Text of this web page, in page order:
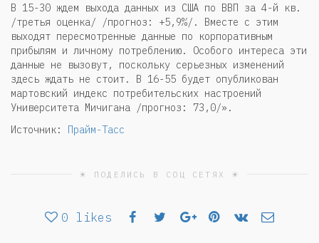
В 15-30 ждем выхода данных из США по ВВП за 4-й кв.
/третья оценка/ /прогноз: +5,9%/. Вместе с этим
выходят пересмотренные данные по корпоративным
прибылям и личному потреблению. Особого интереса эти
данные не вызовут, поскольку серьезных изменений
здесь ждать не стоит. В 16-55 будет опубликован
мартовский индекс потребительских настроений
Университета Мичигана /прогноз: 73,0/».
Источник:
Прайм-Тасс
☀ ПОДЕЛИСЬ В СОЦ СЕТЯХ ☀
0 likes